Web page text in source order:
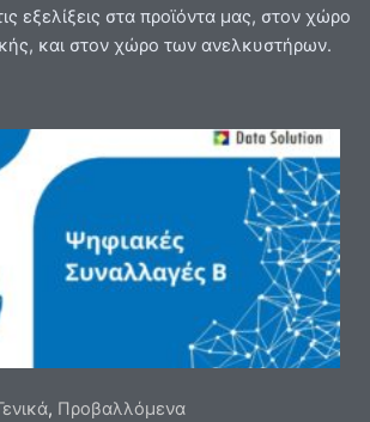
εξελίξεις στα προϊόντα μας, στον χώρο
και στον χώρο των ανελκυστήρων.
, Προβαλλόμενα